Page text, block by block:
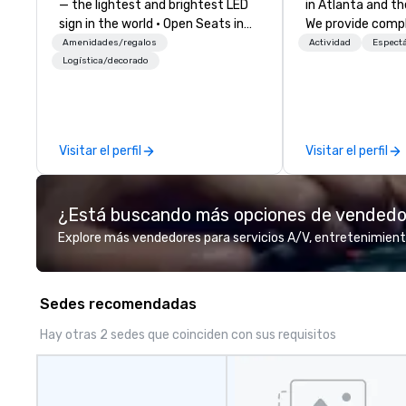
— the lightest and brightest LED
sign in the world • Open Seats in
Dark Auditoriums • Brand
Recognition • VIP Seating • Direct
Connect with us today for more
information, or send us your logo
and we will create an interactive
presentation highlighting your
brand.
Amenidades/regalos
Logística/decorado
Visitar el perfil
in Atlanta and
We provide
building
with music,
flags, and race
Our one of a
game is
build effective
skills, memory
teamwork! The game is NOT
everyone, the
non-Big Wheel
Actividad
Visitar el perfil
¿Está buscando más opciones de
Explore más vendedores para servicios A/V,
Sedes recomendadas
Hay otras 2 sedes que coinciden con sus requisitos